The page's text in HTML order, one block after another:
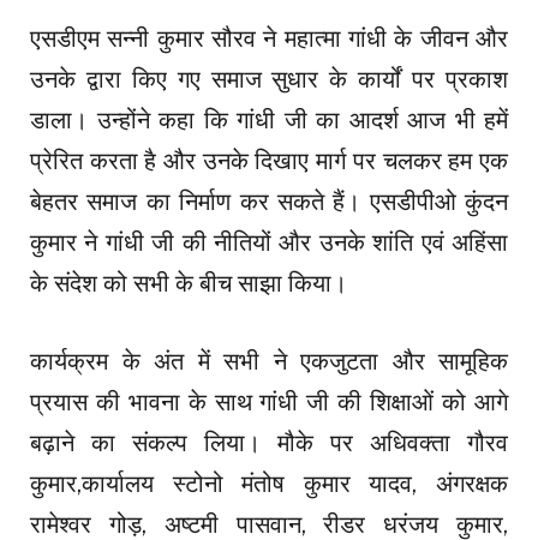
एसडीएम सन्नी कुमार सौरव ने महात्मा गांधी के जीवन और
उनके द्वारा किए गए समाज सुधार के कार्यों पर प्रकाश
डाला। उन्होंने कहा कि गांधी जी का आदर्श आज भी हमें
प्रेरित करता है और उनके दिखाए मार्ग पर चलकर हम एक
बेहतर समाज का निर्माण कर सकते हैं। एसडीपीओ कुंदन
कुमार ने गांधी जी की नीतियों और उनके शांति एवं अहिंसा
के संदेश को सभी के बीच साझा किया।
कार्यक्रम के अंत में सभी ने एकजुटता और सामूहिक
प्रयास की भावना के साथ गांधी जी की शिक्षाओं को आगे
बढ़ाने का संकल्प लिया। मौके पर अधिवक्ता गौरव
कुमार,कार्यालय स्टोनो मंतोष कुमार यादव, अंगरक्षक
रामेश्वर गोड़, अष्टमी पासवान, रीडर धरंजय कुमार,